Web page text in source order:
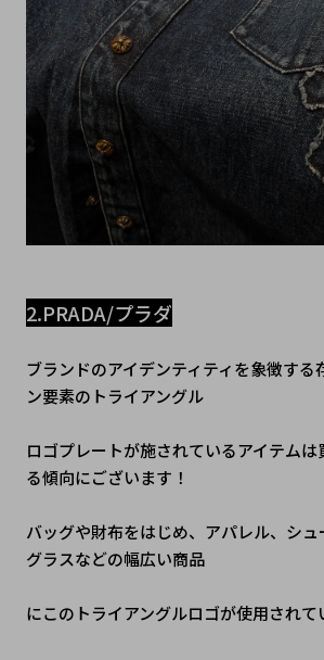
2.PRADA/プラダ
ブランドのアイデンティティを象徴する
ン要素のトライアングル
ロゴプレートが施されているアイテム
る傾向にございます！
バッグや財布をはじめ、アパレル、シ
グラスなどの幅広い商品
にこのトライアングルロゴが使用されて